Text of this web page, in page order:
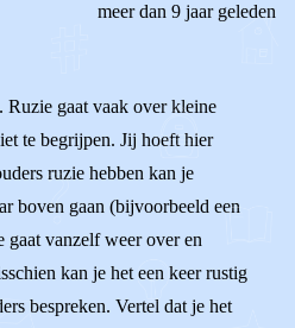
meer dan 9 jaar geleden
gaat vaak over kleine
te begrijpen. Jij hoeft hier
ruzie hebben kan je
boven gaan (bijvoorbeeld een
vanzelf weer over en
kan je het een keer rustig
bespreken. Vertel dat je het